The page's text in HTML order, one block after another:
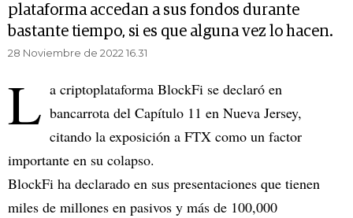
plataforma accedan a sus fondos durante
bastante tiempo, si es que alguna vez lo hacen.
28 Noviembre de 2022 16.31
L a criptoplataforma BlockFi se declaró en
bancarrota del Capítulo 11 en Nueva Jersey,
citando la exposición a FTX como un factor
importante en su colapso.
BlockFi ha declarado en sus presentaciones que tienen
miles de millones en pasivos y más de 100,000